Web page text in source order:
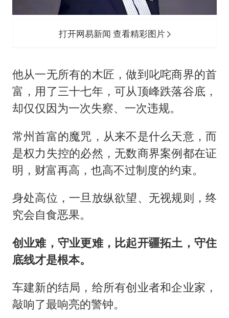
打开网易新闻 查看精彩图片
他从一无所有的木匠，做到叱咤商界的首
富，用了三十七年，可从顶峰跌落谷底，
却仅仅因为一次失察、一次违规。
常州首富的魔咒，从来不是什么天意，而
是权力失控的必然，无数商界案例都在证
明，财富再高，也高不过制度的约束。
身处高位，一旦放纵欲望、无视规则，终
究会自食恶果。
创业难，守业更难，比起开疆拓土，守住
底线才是根本。
车建新的结局，给所有创业者和企业家，
敲响了最响亮的警钟。